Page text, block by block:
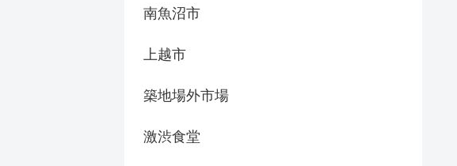
南魚沼市
上越市
築地場外市場
激渋食堂